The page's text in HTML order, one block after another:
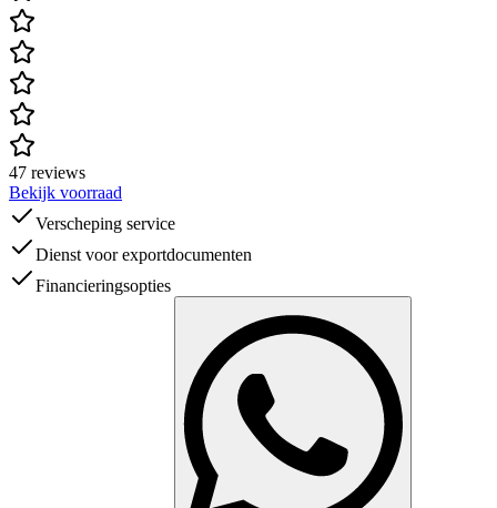
47 reviews
Bekijk voorraad
Verscheping service
Dienst voor exportdocumenten
Financieringsopties